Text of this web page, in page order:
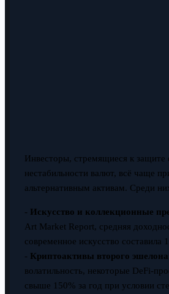
Инвесторы, стремящиеся к защите
нестабильности валют, всё чаще
альтернативным активам. Среди
- Искусство и коллекционные
Art Market Report, средняя
современное искусство составила
- Криптоактивы второго эшелона
волатильность, некоторые DeFi-
свыше 150% за год при условии